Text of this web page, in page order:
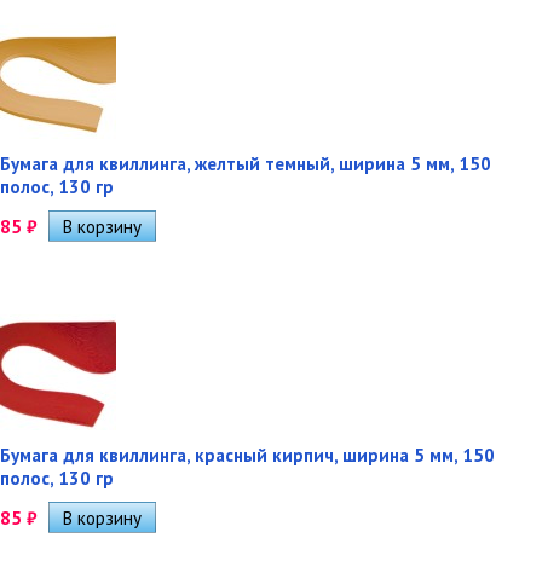
Бумага для квиллинга, желтый темный, ширина 5 мм, 150
полос, 130 гр
85 ₽
Бумага для квиллинга, красный кирпич, ширина 5 мм, 150
полос, 130 гр
85 ₽